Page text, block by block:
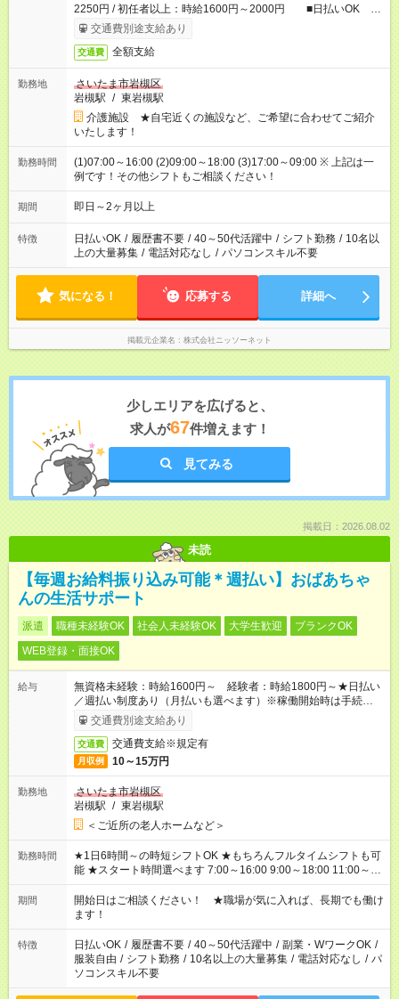
2250円 / 初任者以上：時給1600円～2000円 ■日払いOK ■
日収例：1万2000円（時給1500円×8h）
交通費別途支給あり
交通費 全額支給
勤務地
さいたま市岩槻区
岩槻駅 / 東岩槻駅
介護施設 ★自宅近くの施設など、ご希望に合わせてご紹介
いたします！
勤務時間
(1)07:00～16:00 (2)09:00～18:00 (3)17:00～09:00 ※ 上記は一
例です！その他シフトもご相談ください！
期間 即日～2ヶ月以上
特徴 日払いOK / 履歴書不要 / 40～50代活躍中 / シフト勤務 / 10名以
上の大量募集 / 電話対応なし / パソコンスキル不要
気になる！ 応募する 詳細へ
掲載元企業名 株式会社ニッソーネット
少しエリアを広げると、
求人が67件増えます！
見てみる
掲載日：2026.08.02
未読
【毎週お給料振り込み可能＊週払い】おばあちゃ
んの生活サポート
派遣 職種未経験OK 社会人未経験OK 大学生歓迎
ブランクOK
WEB登録・面接OK
給与
無資格未経験：時給1600円～ 経験者：時給1800円～★日払い
／週払い制度あり（月払いも選べます）※稼働開始時は手続き完
了次第のお支払いとなります。
交通費別途支給あり
交通費 交通費支給※規定有
月収例 10～15万円
勤務地
さいたま市岩槻区
岩槻駅 / 東岩槻駅
＜ご近所の老人ホームなど＞
勤務時間
★1日6時間～の時短シフトOK ★もちろんフルタイムシフトも可
能 ★スタート時間選べます 7:00～16:00 9:00～18:00 11:00～
20:00 など 残業なし！ ※Wワークの場合、他のお仕事と合わせ
週40時間超の就業はご案内できません ※法令に基づき、週20時
間以上勤務は社会保険への加入対象となります ※労働者派遣法
（日雇い派遣の原則禁止）により、短時間・短期間の就業はご
案内が難しい場合があります
期間
開始日はご相談ください！ ★職場が気に入れば、長期でも働け
ます！
特徴 日払いOK / 履歴書不要 / 40～50代活躍中 / 副業・WワークOK /
服装自由 / シフト勤務 / 10名以上の大量募集 / 電話対応なし / パ
ソコンスキル不要